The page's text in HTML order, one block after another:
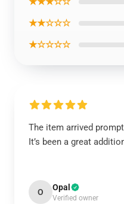
★★☆☆☆
★☆☆☆☆
The item arrived
It’s been a great
O Opal
Verified owner